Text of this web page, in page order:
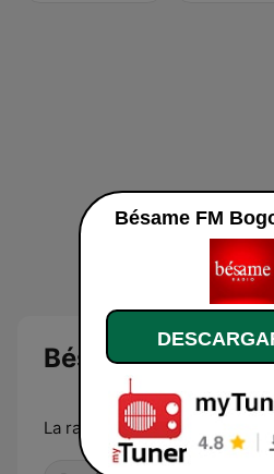
Bésame FM
La radio apasionada de
Bésame FM